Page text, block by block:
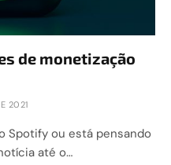
de monetização
2021
Spotify ou está pensando
até o…